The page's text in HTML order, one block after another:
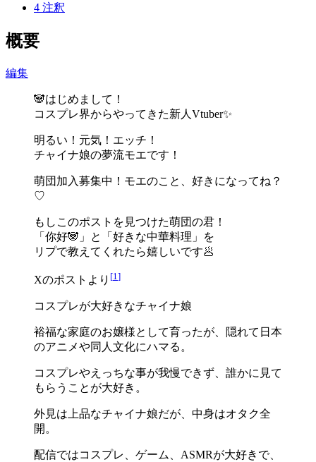
4 注釈
概要
編集
🐼はじめまして！
コスプレ界からやってきた新人Vtuber✨
明るい！元気！エッチ！
チャイナ娘の夢流モエです！
萌団加入募集中！モエのこと、好きになってね？
♡
もしこのポストを見つけた萌団の君！
「你好🐼」と「好きな中華料理」を
リプで教えてくれたら嬉しいです🥟
Xのポストより [1 ]
コスプレが大好きなチャイナ娘
裕福な家庭のお嬢様として育ったが、隠れて日本
のアニメや同人文化にハマる。
コスプレやえっちな事が我慢できず、誰かに見て
もらうことが大好き。
外見は上品なチャイナ娘だが、中身はオタク全
開。
配信ではコスプレ、ゲーム、ASMRが大好きで、